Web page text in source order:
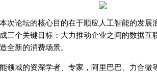
次论坛的核心目的在于顺应人工智能的发展
三个关键目标：大力推动企业之间的数据互
全新的消费场景。
领域的资深学者、专家，阿里巴巴、力合微